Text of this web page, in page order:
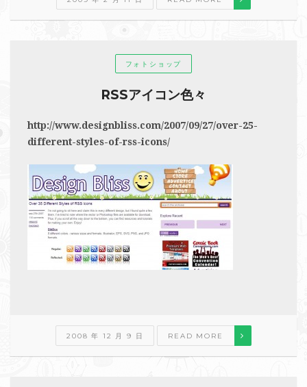
フォトショップ
RSSアイコン色々
http://www.designbliss.com/2007/09/27/over-25-
different-styles-of-rss-icons/
2008 年 12 月 9 日 READ MORE